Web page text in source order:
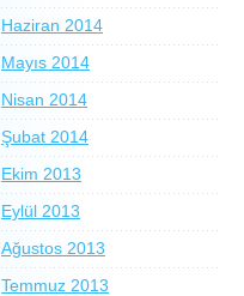
Haziran 2014
Mayıs 2014
Nisan 2014
Şubat 2014
Ekim 2013
Eylül 2013
Ağustos 2013
Temmuz 2013